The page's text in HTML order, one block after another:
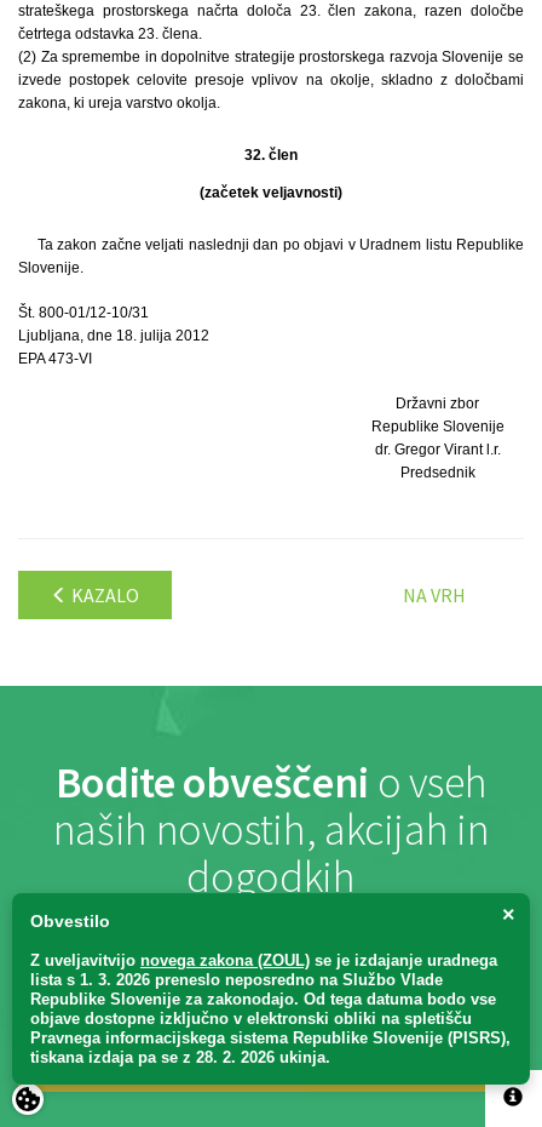
strateškega prostorskega načrta določa 23. člen zakona, razen določbe
četrtega odstavka 23. člena.
(2) Za spremembe in dopolnitve strategije prostorskega razvoja Slovenije se
izvede postopek celovite presoje vplivov na okolje, skladno z določbami
zakona, ki ureja varstvo okolja.
32. člen
(začetek veljavnosti)
Ta zakon začne veljati naslednji dan po objavi v Uradnem listu Republike
Slovenije.
Št. 800-01/12-10/31
Ljubljana, dne 18. julija 2012
EPA 473-VI
Državni zbor
Republike Slovenije
dr. Gregor Virant l.r.
Predsednik
KAZALO NA VRH
Bodite obveščeni o vseh
naših novostih, akcijah in
dogodkih
PRIJAVA
×
Obvestilo
Z uveljavitvijo novega zakona (ZOUL) se je izdajanje uradnega
lista s 1. 3. 2026 preneslo neposredno na Službo Vlade
Republike Slovenije za zakonodajo. Od tega datuma bodo vse
objave dostopne izključno v elektronski obliki na spletišču
Pravnega informacijskega sistema Republike Slovenije (PISRS),
tiskana izdaja pa se z 28. 2. 2026 ukinja.